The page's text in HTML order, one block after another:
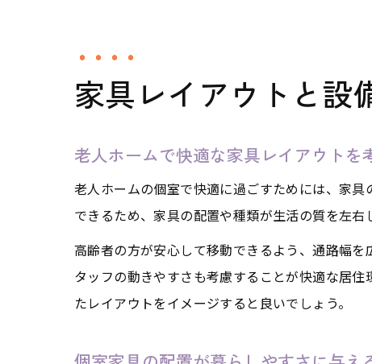
家具レイアウトと設
老人ホームで快適な家具レイアウトを
老人ホームの個室で快適に過ごすためには、家
できるため、家具の配置や種類が生活の質を左
高齢者の方が安心して移動できるよう、通路幅
タッフの動きやすさも考慮することが快適な居
たレイアウトをイメージすると良いでしょう。